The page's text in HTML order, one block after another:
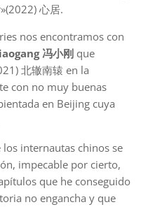
心居.
nos encontramos con
冯小刚 que
北辙南辕 en la
con no muy buenas
en Beijing cuya
internautas chinos se
impecable por cierto,
que he conseguido
no engancha y que